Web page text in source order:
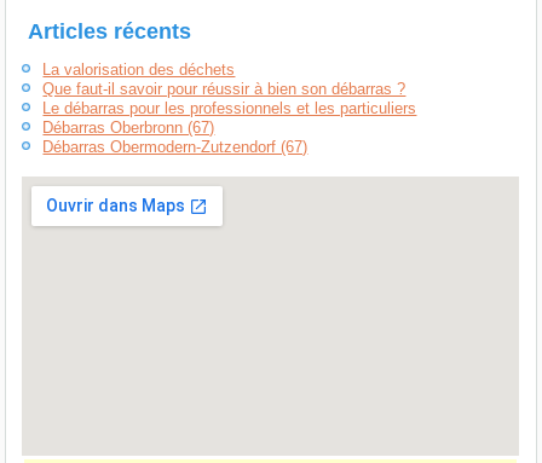
Articles récents
La valorisation des déchets
Que faut-il savoir pour réussir à bien son débarras ?
Le débarras pour les professionnels et les particuliers
Débarras Oberbronn (67)
Débarras Obermodern-Zutzendorf (67)